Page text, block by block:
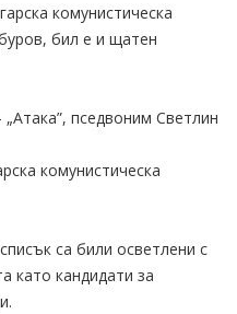
комунистическа
бил е и щатен
пседвоним Светлин
комунистическа
са били осветлени с
като кандидати за